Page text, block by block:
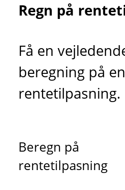
Regn på
Få en
beregning på en
rentetilpasning.
Beregn på
rentetilpasning